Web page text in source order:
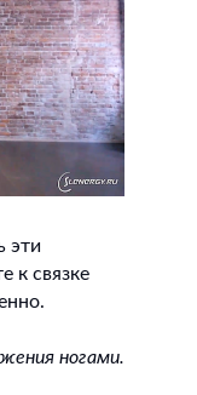
эти
к связке
ногами.